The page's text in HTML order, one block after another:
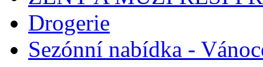
Drogerie
Sezónní nabídka -